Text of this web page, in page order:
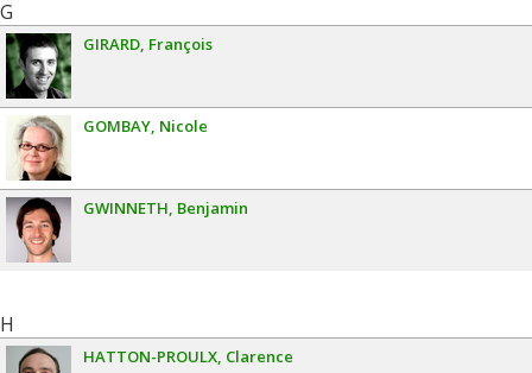
G
GIRARD François
GOMBAY Nicole
GWINNETH Benjamin
H
HATTON-PROULX Clarence